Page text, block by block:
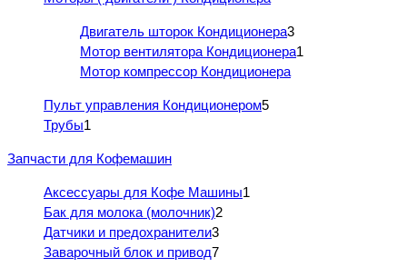
Двигатель шторок Кондиционера3
Мотор вентилятора Кондиционера1
Мотор компрессор Кондиционера
Пульт управления Кондиционером5
Трубы1
Запчасти для Кофемашин
Аксессуары для Кофе Машины1
Бак для молока (молочник)2
Датчики и предохранители3
Заварочный блок и привод7